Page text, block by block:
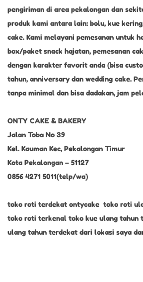
o
n
e
r
1
5
,
2
0
2
i
n
pengiriman di area pekalongan dan
produk kami antara lain: bolu, kue
cake. Kami melayani pemesanan untuk
box/paket snack hajatan, pemesanan
dengan karakter favorit anda (bisa
tahun, anniversary dan wedding cake.
tanpa minimal dan bisa dadakan, jam
ONTY CAKE & BAKERY
Jalan Toba No 39
Kel. Kauman Kec, Pekalongan Timur
Kota Pekalongan – 51127
0856 4271 5011(telp/wa)
toko roti terdekat ontycake toko roti
toko roti terkenal toko kue ulang tahun
ulang tahun terdekat dari lokasi saya